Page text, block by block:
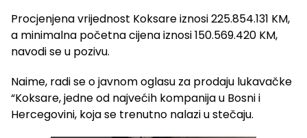
Procjenjena vrijednost Koksare iznosi 225.854.131 KM,
a minimalna početna cijena iznosi 150.569.420 KM,
navodi se u pozivu.
Naime, radi se o javnom oglasu za prodaju lukavačke
“Koksare, jedne od najvećih kompanija u Bosni i
Hercegovini, koja se trenutno nalazi u stečaju.